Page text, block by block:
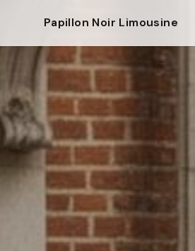
Papillon Noir Limousine